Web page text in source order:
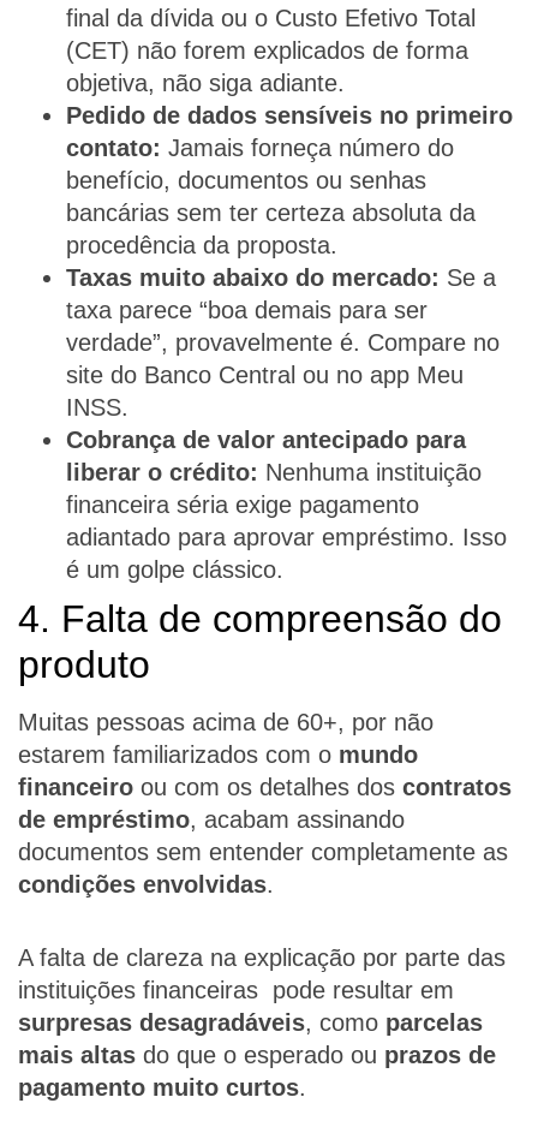
final da dívida ou o Custo Efetivo Total
(CET) não forem explicados de forma
objetiva, não siga adiante.
Pedido de dados sensíveis no primeiro
contato: Jamais forneça número do
benefício, documentos ou senhas
bancárias sem ter certeza absoluta da
procedência da proposta.
Taxas muito abaixo do mercado: Se a
taxa parece “boa demais para ser
verdade”, provavelmente é. Compare no
site do Banco Central ou no app Meu
INSS.
Cobrança de valor antecipado para
liberar o crédito: Nenhuma instituição
financeira séria exige pagamento
adiantado para aprovar empréstimo. Isso
é um golpe clássico.
4. Falta de compreensão do
produto
Muitas pessoas acima de 60+, por não
estarem familiarizados com o mundo
financeiro ou com os detalhes dos contratos
de empréstimo, acabam assinando
documentos sem entender completamente as
condições envolvidas.
A falta de clareza na explicação por parte das
instituições financeiras pode resultar em
surpresas desagradáveis, como parcelas
mais altas do que o esperado ou prazos de
pagamento muito curtos.